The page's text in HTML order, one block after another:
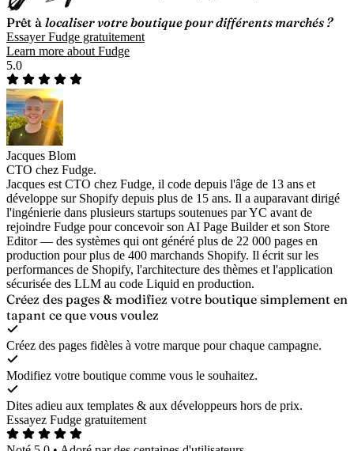
Prêt à localiser votre boutique pour différents marchés ?
Essayer Fudge gratuitement
Learn more about Fudge
5.0
Jacques Blom
CTO chez Fudge.
Jacques est CTO chez Fudge, il code depuis l'âge de 13 ans et
développe sur Shopify depuis plus de 15 ans. Il a auparavant dirigé
l'ingénierie dans plusieurs startups soutenues par YC avant de
rejoindre Fudge pour concevoir son AI Page Builder et son Store
Editor — des systèmes qui ont généré plus de 22 000 pages en
production pour plus de 400 marchands Shopify. Il écrit sur les
performances de Shopify, l'architecture des thèmes et l'application
sécurisée des LLM au code Liquid en production.
Créez des pages & modifiez votre boutique simplement en
tapant ce que vous voulez
Créez des pages fidèles à votre marque pour chaque campagne.
Modifiez votre boutique comme vous le souhaitez.
Dites adieu aux templates & aux développeurs hors de prix.
Essayez Fudge gratuitement